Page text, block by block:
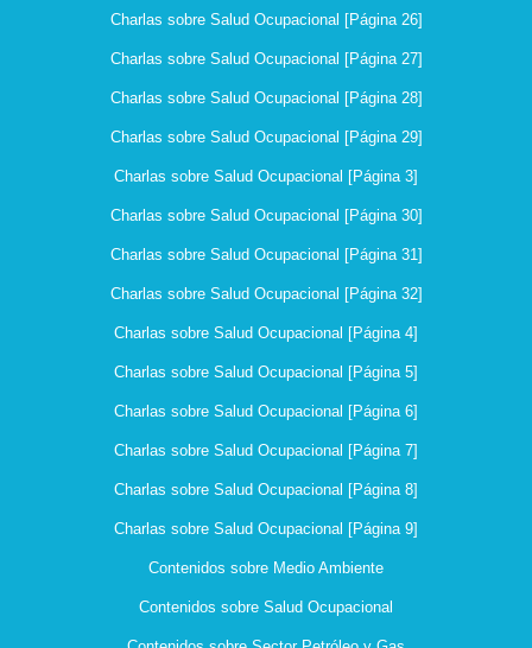
Charlas sobre Salud Ocupacional [Página 26]
Charlas sobre Salud Ocupacional [Página 27]
Charlas sobre Salud Ocupacional [Página 28]
Charlas sobre Salud Ocupacional [Página 29]
Charlas sobre Salud Ocupacional [Página 3]
Charlas sobre Salud Ocupacional [Página 30]
Charlas sobre Salud Ocupacional [Página 31]
Charlas sobre Salud Ocupacional [Página 32]
Charlas sobre Salud Ocupacional [Página 4]
Charlas sobre Salud Ocupacional [Página 5]
Charlas sobre Salud Ocupacional [Página 6]
Charlas sobre Salud Ocupacional [Página 7]
Charlas sobre Salud Ocupacional [Página 8]
Charlas sobre Salud Ocupacional [Página 9]
Contenidos sobre Medio Ambiente
Contenidos sobre Salud Ocupacional